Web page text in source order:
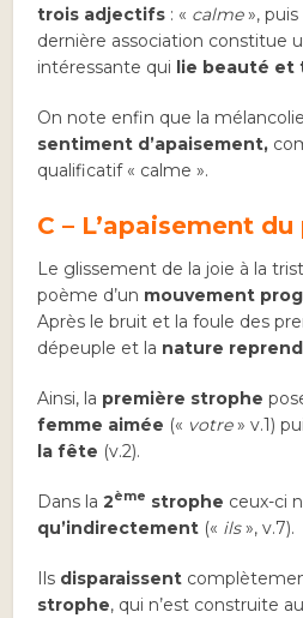
trois adjectifs : « calme», puis
dernière association constitue
intéressante qui lie beauté et
On note enfin que la
sentiment d’apaisement,
qualificatif « calme ».
C – L’apaisement
Le glissement de la joie à la
poème d’un mouvement
Après le bruit et la foule des
dépeuple et la nature
Ainsi, la première strophe
femme aimée (« votre» v.1)
la fête (v.2).
Dans la2ème strophe ceux-ci
qu’indirectement (« ils», v.7).
Ils disparaissent
strophe, qui n’est construite